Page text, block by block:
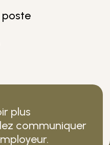
poste
plus
communiquer